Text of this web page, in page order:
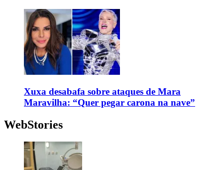
Xuxa desabafa sobre ataques de Mara
Maravilha: “Quer pegar carona na nave”
WebStories